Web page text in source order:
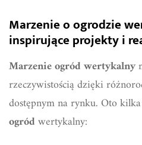
Marzenie o ogrodzie
inspirujące projekty i
Marzenie ogród wertykalny
rzeczywistością dzięki
dostępnym na rynku. Oto
ogródwertykalny: